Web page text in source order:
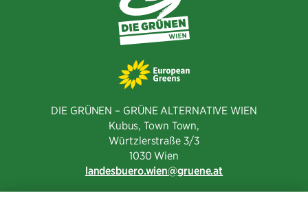
DIE GRÜNEN – GRÜNE ALTERNATIVE WIEN
Kubus, Town Town,
Würtzlerstraße 3/3​
1030 Wien
landesbuero.wien
gruene.at